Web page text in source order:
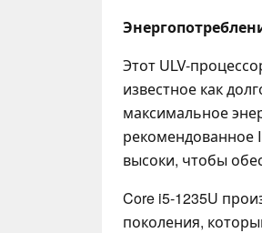
Этот ULV-
известное как
максимальное
рекомендованное
высоки, чтобы
Core i5-1235U
поколения,